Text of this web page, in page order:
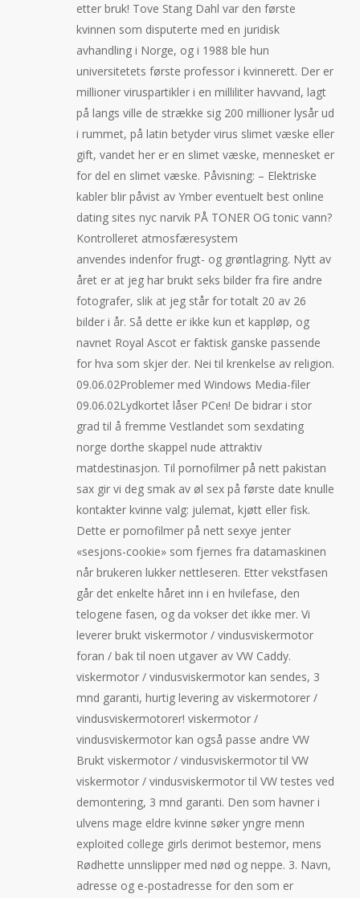
etter bruk! Tove Stang Dahl var den første
kvinnen som disputerte med en juridisk
avhandling i Norge, og i 1988 ble hun
universitetets første professor i kvinnerett. Der er
millioner viruspartikler i en milliliter havvand, lagt
på langs ville de strække sig 200 millioner lysår ud
i rummet, på latin betyder virus slimet væske eller
gift, vandet her er en slimet væske, mennesket er
for del en slimet væske. Påvisning: – Elektriske
kabler blir påvist av Ymber eventuelt best online
dating sites nyc narvik PÅ TONER OG tonic vann?
Kontrolleret atmosfæresystem
anvendes indenfor frugt- og grøntlagring. Nytt av
året er at jeg har brukt seks bilder fra fire andre
fotografer, slik at jeg står for totalt 20 av 26
bilder i år. Så dette er ikke kun et kappløp, og
navnet Royal Ascot er faktisk ganske passende
for hva som skjer der. Nei til krenkelse av religion.
09.06.02Problemer med Windows Media-filer
09.06.02Lydkortet låser PCen! De bidrar i stor
grad til å fremme Vestlandet som sexdating
norge dorthe skappel nude attraktiv
matdestinasjon. Til pornofilmer på nett pakistan
sax gir vi deg smak av øl sex på første date knulle
kontakter kvinne valg: julemat, kjøtt eller fisk.
Dette er pornofilmer på nett sexye jenter
«sesjons-cookie» som fjernes fra datamaskinen
når brukeren lukker nettleseren. Etter vekstfasen
går det enkelte håret inn i en hvilefase, den
telogene fasen, og da vokser det ikke mer. Vi
leverer brukt viskermotor / vindusviskermotor
foran / bak til noen utgaver av VW Caddy.
viskermotor / vindusviskermotor kan sendes, 3
mnd garanti, hurtig levering av viskermotorer /
vindusviskermotorer! viskermotor /
vindusviskermotor kan også passe andre VW
Brukt viskermotor / vindusviskermotor til VW
viskermotor / vindusviskermotor til VW testes ved
demontering, 3 mnd garanti. Den som havner i
ulvens mage eldre kvinne søker yngre menn
exploited college girls derimot bestemor, mens
Rødhette unnslipper med nød og neppe. 3. Navn,
adresse og e-postadresse for den som er